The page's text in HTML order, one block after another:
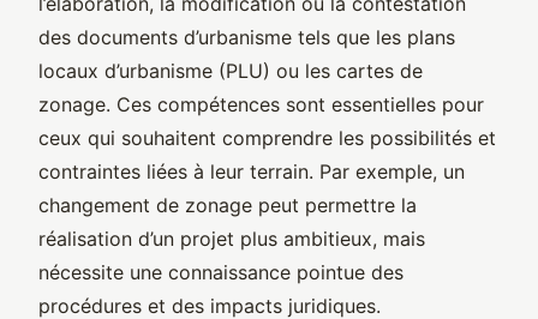
des documents d’urbanisme tels que les plans
locaux d’urbanisme (PLU) ou les cartes de
zonage. Ces compétences sont essentielles pour
ceux qui souhaitent comprendre les possibilités et
contraintes liées à leur terrain. Par exemple, un
changement de zonage peut permettre la
réalisation d’un projet plus ambitieux, mais
nécessite une connaissance pointue des
procédures et des impacts juridiques.